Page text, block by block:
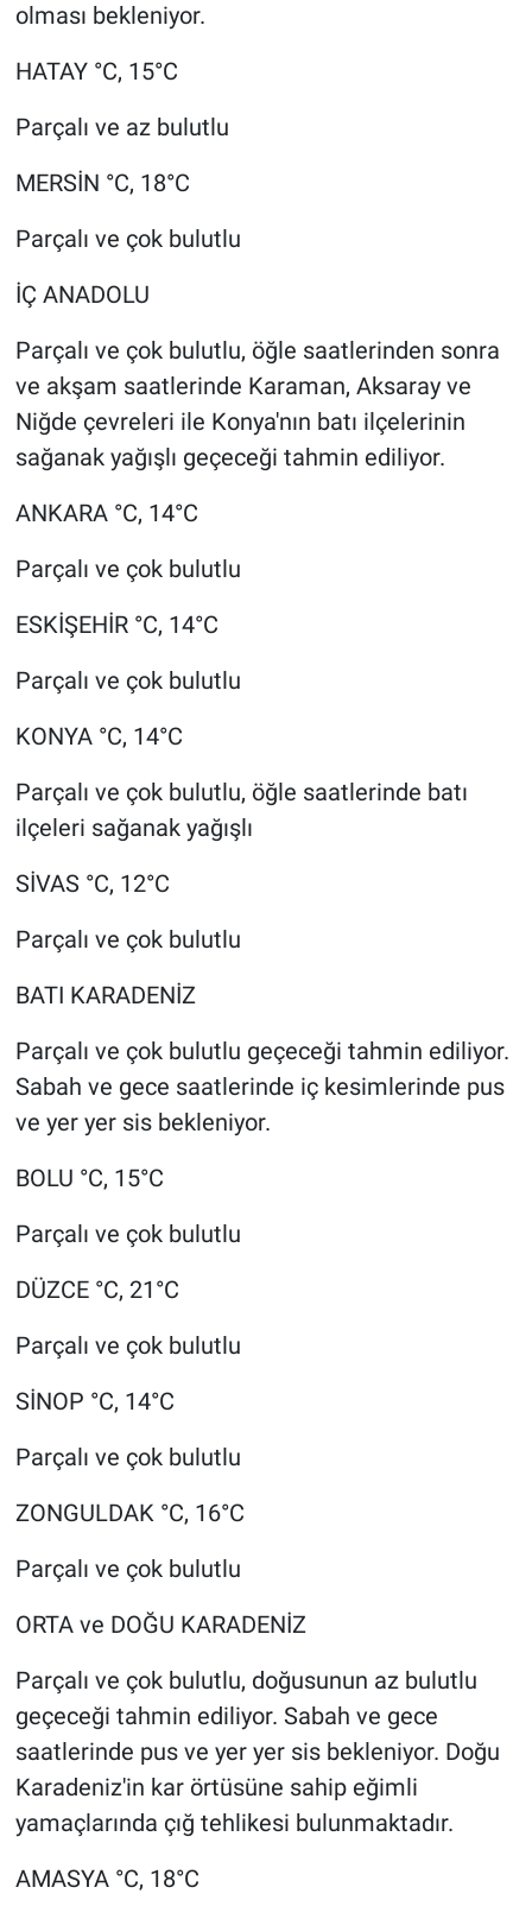
olması bekleniyor.
HATAY °C, 15°C
Parçalı ve az bulutlu
MERSİN °C, 18°C
Parçalı ve çok bulutlu
İÇ ANADOLU
Parçalı ve çok bulutlu, öğle saatlerinden sonra
ve akşam saatlerinde Karaman, Aksaray ve
Niğde çevreleri ile Konya'nın batı ilçelerinin
sağanak yağışlı geçeceği tahmin ediliyor.
ANKARA °C, 14°C
Parçalı ve çok bulutlu
ESKİŞEHİR °C, 14°C
Parçalı ve çok bulutlu
KONYA °C, 14°C
Parçalı ve çok bulutlu, öğle saatlerinde batı
ilçeleri sağanak yağışlı
SİVAS °C, 12°C
Parçalı ve çok bulutlu
BATI KARADENİZ
Parçalı ve çok bulutlu geçeceği tahmin ediliyor.
Sabah ve gece saatlerinde iç kesimlerinde pus
ve yer yer sis bekleniyor.
BOLU °C, 15°C
Parçalı ve çok bulutlu
DÜZCE °C, 21°C
Parçalı ve çok bulutlu
SİNOP °C, 14°C
Parçalı ve çok bulutlu
ZONGULDAK °C, 16°C
Parçalı ve çok bulutlu
ORTA ve DOĞU KARADENİZ
Parçalı ve çok bulutlu, doğusunun az bulutlu
geçeceği tahmin ediliyor. Sabah ve gece
saatlerinde pus ve yer yer sis bekleniyor. Doğu
Karadeniz'in kar örtüsüne sahip eğimli
yamaçlarında çığ tehlikesi bulunmaktadır.
AMASYA °C, 18°C